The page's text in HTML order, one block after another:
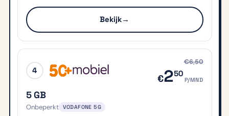
Bekijk→
4
5 GB
Onbeperkt VODAFONE 5G
€6,50
€250
P/MND